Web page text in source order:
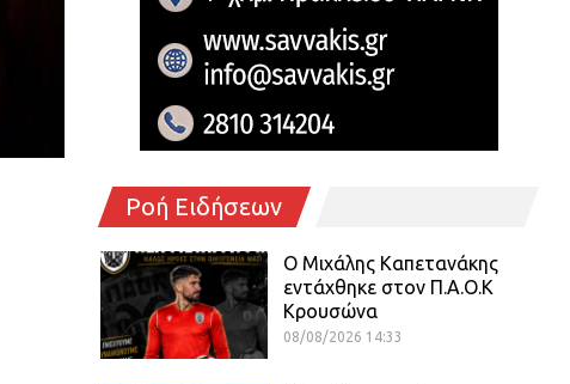
Ροή Ειδήσεων
O Mιχάλης Καπετανάκης
εντάχθηκε στον Π.Α.Ο.Κ
Κρουσώνα
08/08/2026 14:33